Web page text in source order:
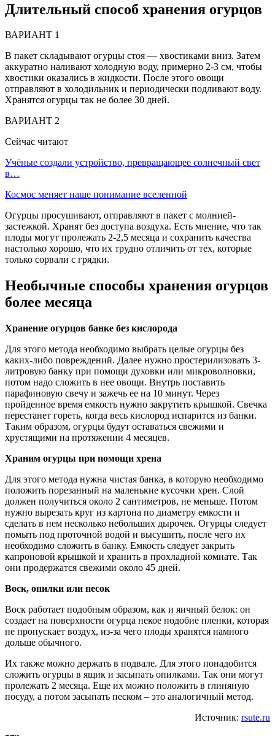
Длительный способ хранения огурцов
ВАРИАНТ 1
В пакет складывают огурцы стоя — хвостиками вниз. Затем
аккуратно наливают холодную воду, примерно 2-3 см, чтобы
хвостики оказались в жидкости. После этого овощи
отправляют в холодильник и периодически подливают воду.
Хранятся огурцы так не более 30 дней.
ВАРИАНТ 2
Сейчас читают
Учёные создали устройство, превращающее солнечный свет
в…
Космос меняет наше понимание вселенной
Огурцы просушивают, отправляют в пакет с молнией-
застежкой. Хранят без доступа воздуха. Есть мнение, что так
плоды могут пролежать 2-2,5 месяца и сохранить качества
настолько хорошо, что их трудно отличить от тех, которые
только сорвали с грядки.
Необычные способы хранения огурцов
более месяца
Хранение огурцов банке без кислорода
Для этого метода необходимо выбрать целые огурцы без
каких-либо повреждений. Далее нужно простерилизовать 3-
литровую банку при помощи духовки или микроволновки,
потом надо сложить в нее овощи. Внутрь поставить
парафиновую свечу и зажечь ее на 10 минут. Через
пройденное время емкость нужно закрутить крышкой. Свечка
перестанет гореть, когда весь кислород испарится из банки.
Таким образом, огурцы будут оставаться свежими и
хрустящими на протяжении 4 месяцев.
Храним огурцы при помощи хрена
Для этого метода нужна чистая банка, в которую необходимо
положить порезанный на маленькие кусочки хрен. Слой
должен получиться около 2 сантиметров, не меньше. Потом
нужно вырезать круг из картона по диаметру емкости и
сделать в нем несколько небольших дырочек. Огурцы следует
помыть под проточной водой и высушить, после чего их
необходимо сложить в банку. Емкость следует закрыть
капроновой крышкой и хранить в прохладной комнате. Так
они продержатся свежими около 45 дней.
Воск, опилки или песок
Воск работает подобным образом, как и яичный белок: он
создает на поверхности огурца некое подобие пленки, которая
не пропускает воздух, из-за чего плоды хранятся намного
дольше обычного.
Их также можно держать в подвале. Для этого понадобится
сложить огурцы в ящик и засыпать опилками. Так они могут
пролежать 2 месяца. Еще их можно положить в глиняную
посуду, а потом засыпать песком – это аналогичный метод.
Источник: rsute.ru